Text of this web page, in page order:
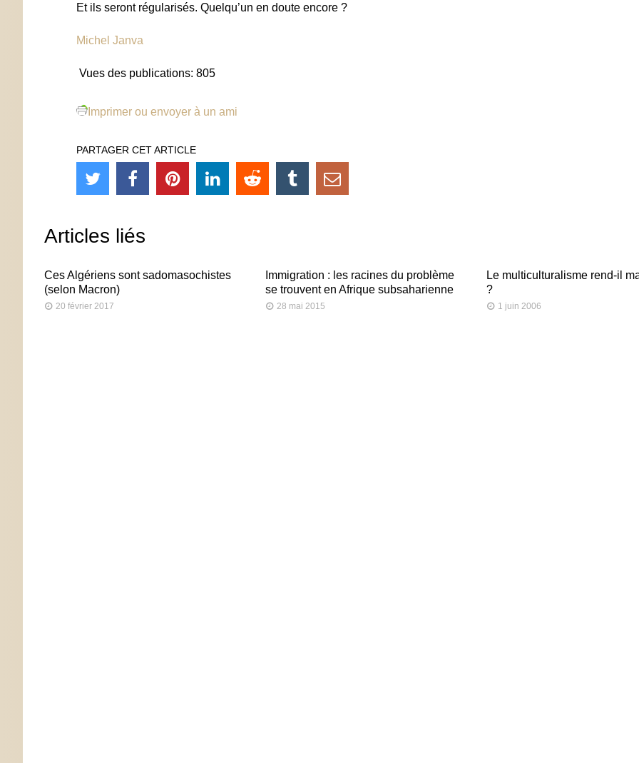
Et ils seront régularisés. Quelqu’un en doute encore ?
Michel Janva
Vues des publications: 805
Imprimer ou envoyer à un ami
PARTAGER CET ARTICLE
Articles liés
Ces Algériens sont sadomasochistes
(selon Macron)
20 février 2017
Immigration : les racines du problème
se trouvent en Afrique subsaharienne
28 mai 2015
Le multiculturalisme rend-il
?
1 juin 2006